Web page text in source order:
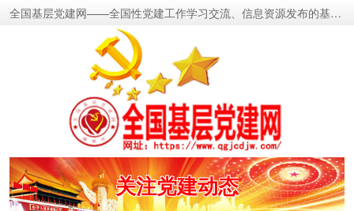
全国基层党建网——全国性党建工作学习交流、信息资源发布的基层党建新闻门户网
密切党群关系
传递党的声音
关注党建动态